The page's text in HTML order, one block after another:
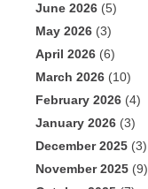
June 2026 (5)
May 2026 (3)
April 2026 (6)
March 2026 (10)
February 2026 (4)
January 2026 (3)
December 2025 (3)
November 2025 (9)